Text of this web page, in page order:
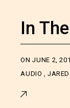
In
ONJUNE 2,
AUDIO